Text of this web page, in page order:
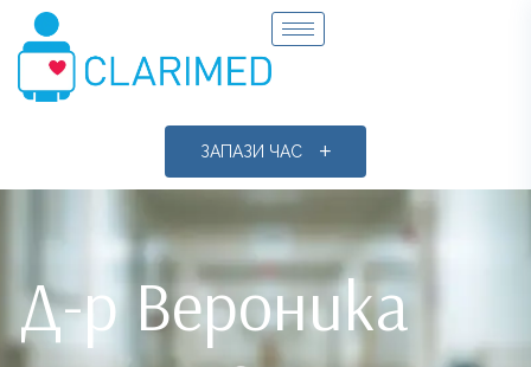
ЗАПАЗИ ЧАС
Д-р Вероника